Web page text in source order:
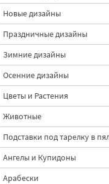
Новые дизайны
Праздничные дизайны
Зимние дизайны
Осенние дизайны
Цветы и Растения
Животные
Подставки под тарелку в
Ангелы и Купидоны
Арабески